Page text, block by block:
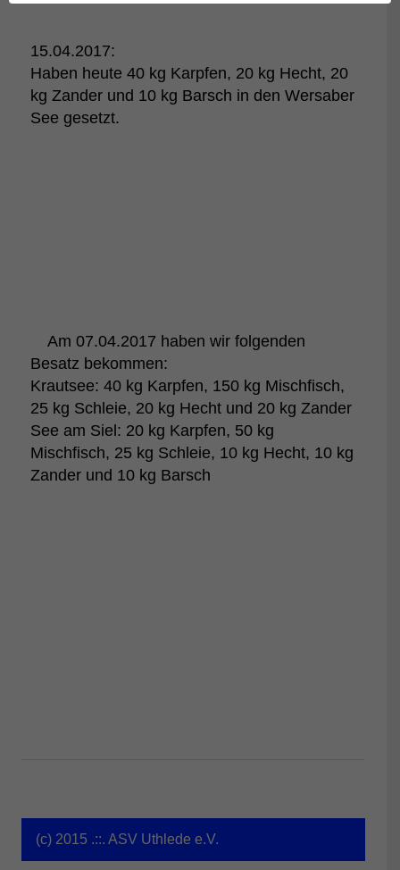
15.04.2017:
Haben heute 40 kg Karpfen, 20 kg Hecht, 20
kg Zander und 10 kg Barsch in den Wersaber
See gesetzt.
Am 07.04.2017 haben wir folgenden
Besatz bekommen:
Krautsee: 40 kg Karpfen, 150 kg Mischfisch,
25 kg Schleie, 20 kg Hecht und 20 kg Zander
See am Siel: 20 kg Karpfen, 50 kg
Mischfisch, 25 kg Schleie, 10 kg Hecht, 10 kg
Zander und 10 kg Barsch
(c) 2015 .::. ASV Uthlede e.V.